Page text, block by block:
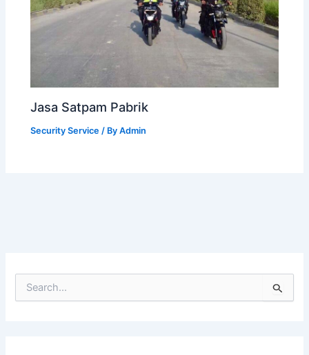
Jasa Satpam Pabrik
Security Service / ByAdmin
e